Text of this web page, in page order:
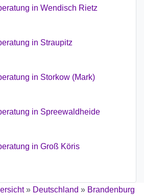
in Wendisch Rietz
in Straupitz
in Storkow (Mark)
in Spreewaldheide
in Groß Köris
» Deutschland » Brandenburg